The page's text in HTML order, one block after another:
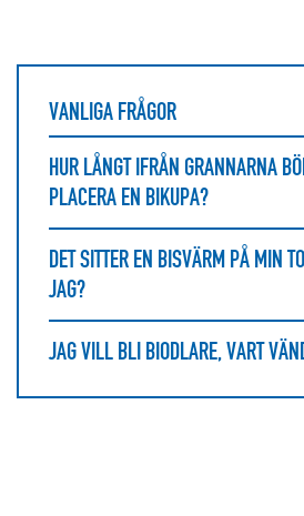
VANLIGA FRÅGOR
HUR LÅNGT IFRÅN GRANNARNA
PLACERA EN BIKUPA?
DET SITTER EN BISVÄRM PÅ MIN
JAG?
JAG VILL BLI BIODLARE, VART